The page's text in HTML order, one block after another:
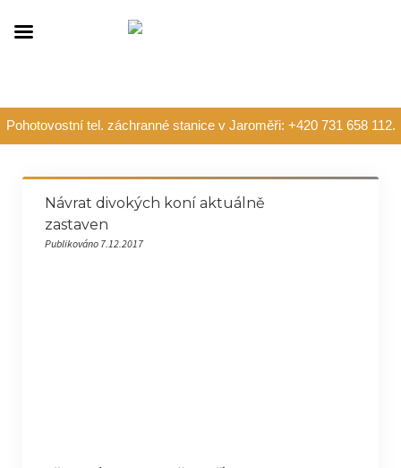
Pohotovostní tel. záchranné stanice v Jaroměři: +420 731 658 112.
Návrat divokých koní aktuálně
zastaven
Publikováno 7.12.2017